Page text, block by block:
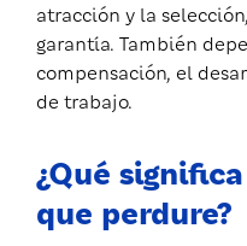
atracción y la
garantía. También
compensación, el
de trabajo.
¿Qué
que perdure?